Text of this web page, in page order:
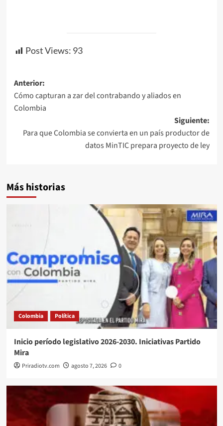
Post Views: 93
Navegación
de
entradas
Anterior:
Cómo capturan a zar del contrabando y aliados en
Colombia
Siguiente:
Para que Colombia se convierta en un país productor de
datos MinTIC prepara proyecto de ley
Más historias
Colombia Política
Inicio período legislativo 2026-2030. Iniciativas Partido
Mira
Priradiotv.com agosto 7, 2026 0